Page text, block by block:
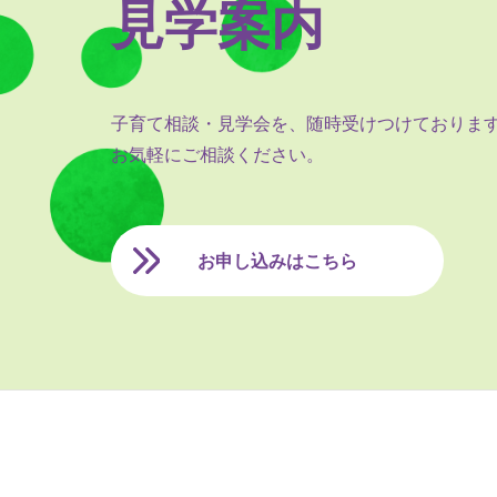
見学案内
子育て相談・見学会を、随時受けつけておりま
お気軽にご相談ください。
お申し込みはこちら